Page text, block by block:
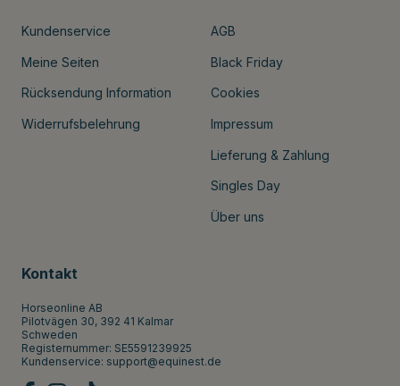
Kundenservice
Meine Seiten
Rücksendung Information
Widerrufsbelehrung
AGB
Black Friday
Cookies
Impressum
Lieferung & Zahlung
Singles Day
Über uns
Kontakt
Horseonline AB
Pilotvägen 30, 392 41 Kalmar
Schweden
Registernummer: SE5591239925
Kundenservice: support@equinest.de